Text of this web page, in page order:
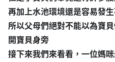
再加上水池環境還是容易發生
所以父母們絕對不能以為寶
開寶貝身旁
接下來我們來看看，一位媽